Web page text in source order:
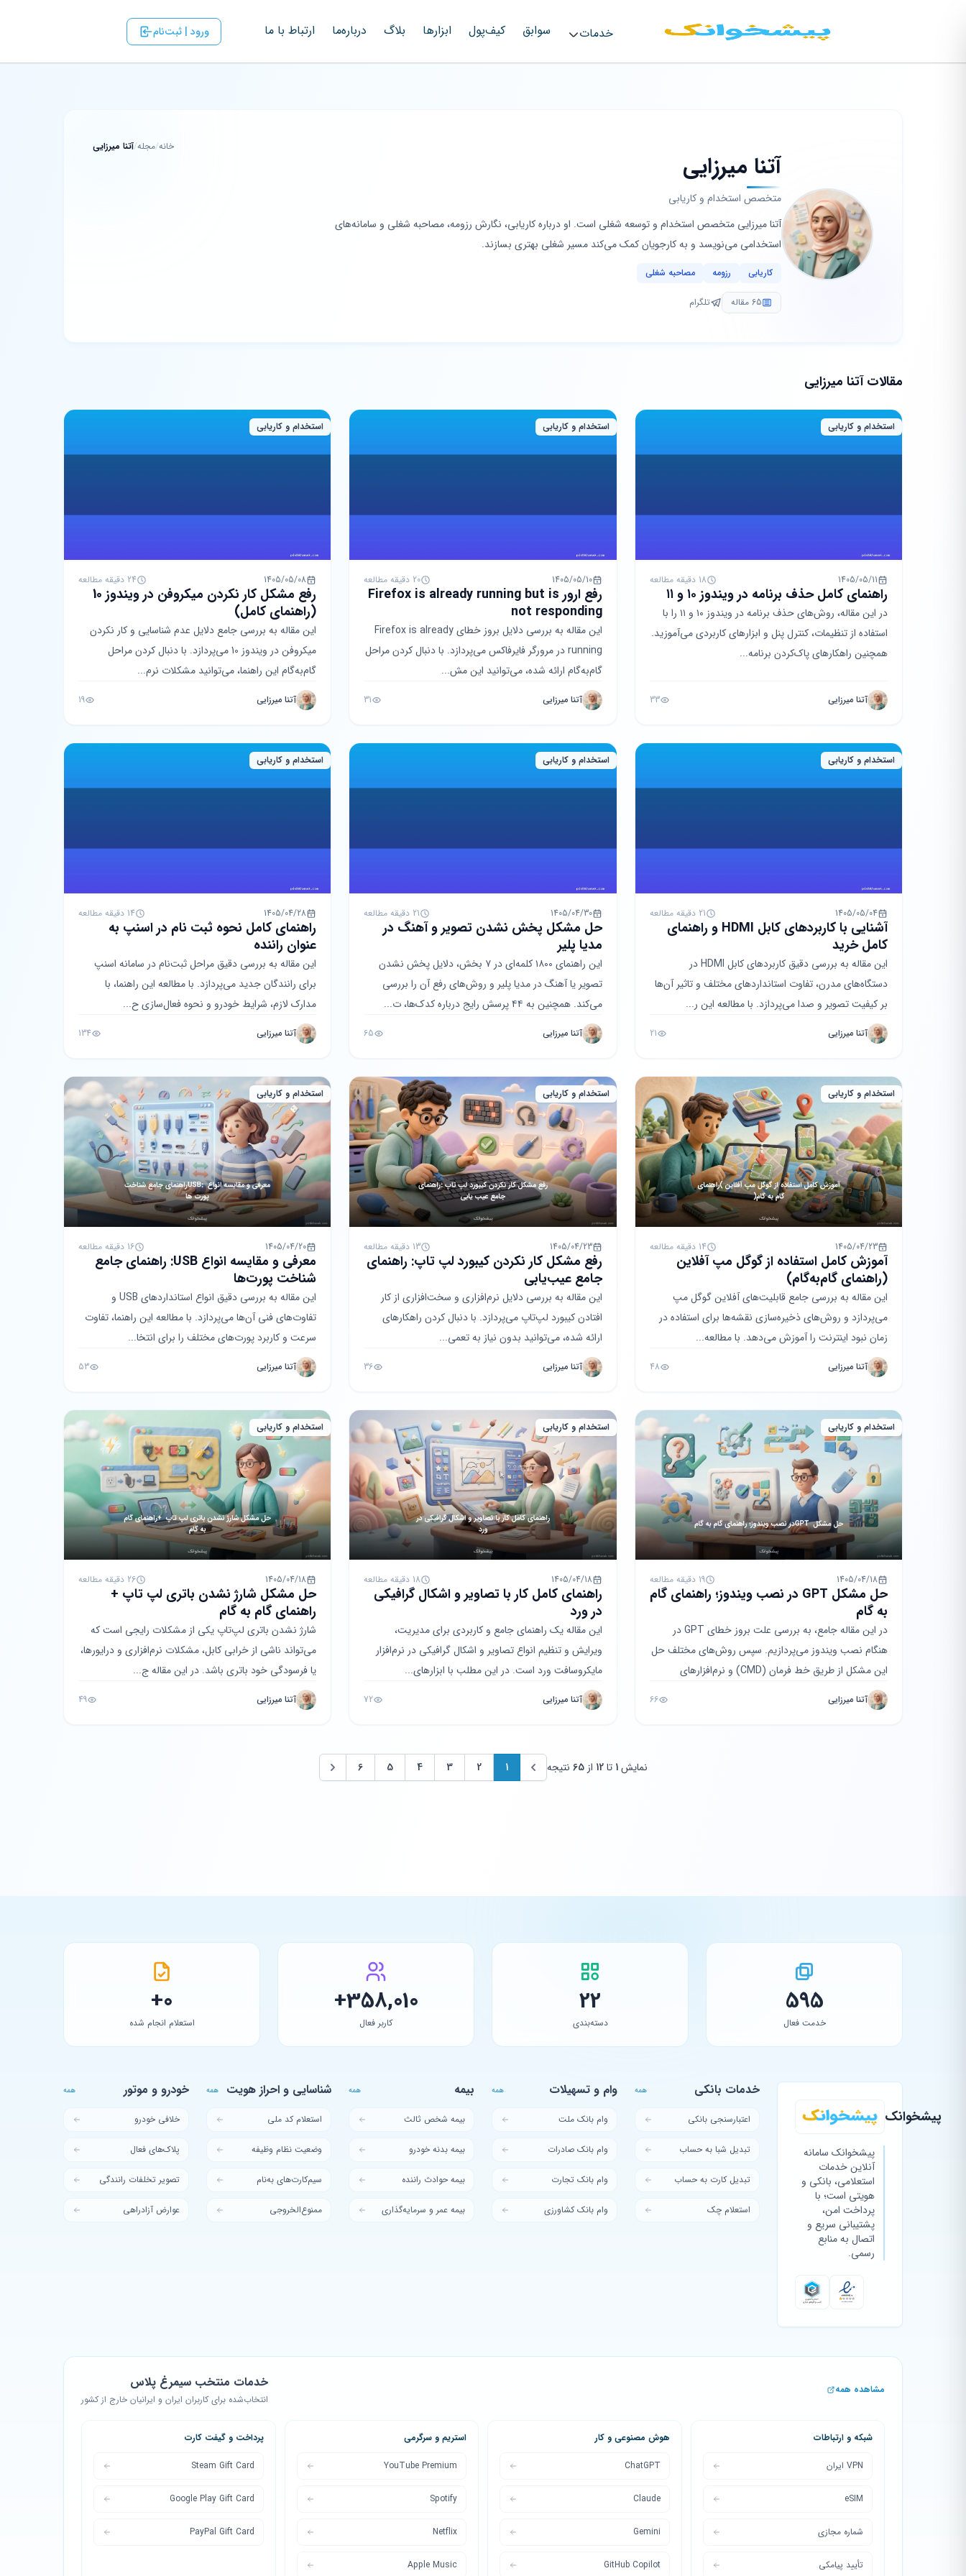
خدمات سوابق کیف‌پول ابزارها بلاگ درباره‌ما ارتباط با ‌ما ورود | ثبت‌نام
خانه/مجله/آتنا میرزایی
آتنا میرزایی
متخصص استخدام و کاریابی
آتنا میرزایی متخصص استخدام و توسعه شغلی است. او درباره کاریابی، نگارش رزومه، مصاحبه شغلی و سامانه‌های
استخدامی می‌نویسد و به کارجویان کمک می‌کند مسیر شغلی بهتری بسازند.
کاریابی رزومه مصاحبه شغلی
65 مقاله تلگرام
مقالات آتنا میرزایی
استخدام و کاریابی
1405/05/11 18 دقیقه مطالعه
راهنمای کامل حذف برنامه در ویندوز ۱۰ و ۱۱
در این مقاله، روش‌های حذف برنامه در ویندوز ۱۰ و ۱۱ را با
استفاده از تنظیمات، کنترل پنل و ابزارهای کاربردی می‌آموزید.
همچنین راهکارهای پاک‌کردن برنامه‌...
آتنا میرزایی 33
استخدام و کاریابی
1405/05/10 20 دقیقه مطالعه
رفع ارور Firefox is already running but is
not responding
این مقاله به بررسی دلایل بروز خطای Firefox is already
running در مرورگر فایرفاکس می‌پردازد. با دنبال کردن مراحل
گام‌به‌گام ارائه شده، می‌توانید این مش...
آتنا میرزایی 31
استخدام و کاریابی
1405/05/08 24 دقیقه مطالعه
رفع مشکل کار نکردن میکروفن در ویندوز 10
(راهنمای کامل)
این مقاله به بررسی جامع دلایل عدم شناسایی و کار نکردن
میکروفن در ویندوز 10 می‌پردازد. با دنبال کردن مراحل
گام‌به‌گام این راهنما، می‌توانید مشکلات نرم‌...
آتنا میرزایی 19
استخدام و کاریابی
1405/05/04 21 دقیقه مطالعه
آشنایی با کاربردهای کابل HDMI و راهنمای
کامل خرید
این مقاله به بررسی دقیق کاربردهای کابل HDMI در
دستگاه‌های مدرن، تفاوت استانداردهای مختلف و تاثیر آن‌ها
بر کیفیت تصویر و صدا می‌پردازد. با مطالعه این ر...
آتنا میرزایی 21
استخدام و کاریابی
1405/04/30 21 دقیقه مطالعه
حل مشکل پخش نشدن تصویر و آهنگ در
مدیا پلیر
این راهنمای ۱۸۰۰ کلمه‌ای در ۷ بخش، دلایل پخش نشدن
تصویر یا آهنگ در مدیا پلیر و روش‌های رفع آن را بررسی
می‌کند. همچنین به ۴۴ پرسش رایج درباره کدک‌ها، ت...
آتنا میرزایی 65
استخدام و کاریابی
1405/04/28 14 دقیقه مطالعه
راهنمای کامل نحوه ثبت نام در اسنپ به
عنوان راننده
این مقاله به بررسی دقیق مراحل ثبت‌نام در سامانه اسنپ
برای رانندگان جدید می‌پردازد. با مطالعه این راهنما، با
مدارک لازم، شرایط خودرو و نحوه فعال‌سازی ح...
آتنا میرزایی 134
استخدام و کاریابی
1405/04/23 14 دقیقه مطالعه
آموزش کامل استفاده از گوگل مپ آفلاین
(راهنمای گام‌به‌گام)
این مقاله به بررسی جامع قابلیت‌های آفلاین گوگل مپ
می‌پردازد و روش‌های ذخیره‌سازی نقشه‌ها برای استفاده در
زمان نبود اینترنت را آموزش می‌دهد. با مطالعه...
آتنا میرزایی 48
استخدام و کاریابی
1405/04/23 13 دقیقه مطالعه
رفع مشکل کار نکردن کیبورد لپ تاپ: راهنمای
جامع عیب‌یابی
این مقاله به بررسی دلایل نرم‌افزاری و سخت‌افزاری از کار
افتادن کیبورد لپ‌تاپ می‌پردازد. با دنبال کردن راهکارهای
ارائه شده، می‌توانید بدون نیاز به تعمی...
آتنا میرزایی 36
استخدام و کاریابی
1405/04/20 16 دقیقه مطالعه
معرفی و مقایسه انواع USB: راهنمای جامع
شناخت پورت‌ها
این مقاله به بررسی دقیق انواع استانداردهای USB و
تفاوت‌های فنی آن‌ها می‌پردازد. با مطالعه این راهنما، تفاوت
سرعت و کاربرد پورت‌های مختلف را برای انتخا...
آتنا میرزایی 53
استخدام و کاریابی
1405/04/18 19 دقیقه مطالعه
حل مشکل GPT در نصب ویندوز؛ راهنمای گام
به گام
در این مقاله جامع، به بررسی علت بروز خطای GPT در
هنگام نصب ویندوز می‌پردازیم. سپس روش‌های مختلف حل
این مشکل از طریق خط فرمان (CMD) و نرم‌افزارهای
جانب...
آتنا میرزایی 66
استخدام و کاریابی
1405/04/18 18 دقیقه مطالعه
راهنمای کامل کار با تصاویر و اشکال گرافیکی
در ورد
این مقاله یک راهنمای جامع و کاربردی برای مدیریت،
ویرایش و تنظیم انواع تصاویر و اشکال گرافیکی در نرم‌افزار
مایکروسافت ورد است. در این مطلب با ابزارهای...
آتنا میرزایی 72
استخدام و کاریابی
1405/04/18 26 دقیقه مطالعه
حل مشکل شارژ نشدن باتری لپ تاپ +
راهنمای گام به گام
شارژ نشدن باتری لپ‌تاپ یکی از مشکلات رایجی است که
می‌تواند ناشی از خرابی کابل، مشکلات نرم‌افزاری و درایورها،
یا فرسودگی خود باتری باشد. در این مقاله ج...
آتنا میرزایی 49
نمایش1 تا12 از65 نتیجه 1
2
3
4
5
6
595
خدمت فعال
22
دسته‌بندی
358,010+
کاربر فعال
0+
استعلام انجام شده
پیشخوانک
پیشخوانک سامانه
آنلاین خدمات
استعلامی، بانکی و
هویتی است؛ با
پرداخت امن،
پشتیبانی سریع و
اتصال به منابع
رسمی.
خدمات بانکی همه
اعتبارسنجی بانکی
تبدیل شبا به حساب
تبدیل کارت به حساب
استعلام چک
وام و تسهیلات همه
وام بانک ملت
وام بانک صادرات
وام بانک تجارت
وام بانک کشاورزی
بیمه همه
بیمه شخص ثالث
بیمه بدنه خودرو
بیمه حوادث راننده
بیمه عمر و سرمایه‌گذاری
شناسایی و احراز هویت همه
استعلام کد ملی
وضعیت نظام وظیفه
سیم‌کارت‌های به‌نام
ممنوع‌الخروجی
خودرو و موتور همه
خلافی خودرو
پلاک‌های فعال
تصویر تخلفات رانندگی
عوارض آزادراهی
مشاهده همه خدمات منتخب سیمرغ پلاس
انتخاب‌شده برای کاربران ایران و ایرانیان خارج از کشور
شبکه و ارتباطات
VPN ایران
eSIM
شماره مجازی
تأیید پیامکی
هوش مصنوعی و کار
ChatGPT
Claude
Gemini
GitHub Copilot
استریم و سرگرمی
YouTube Premium
Spotify
Netflix
Apple Music
پرداخت و گیفت کارت
Steam Gift Card
Google Play Gift Card
PayPal Gift Card